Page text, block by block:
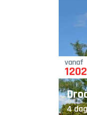
vanaf
1202
4